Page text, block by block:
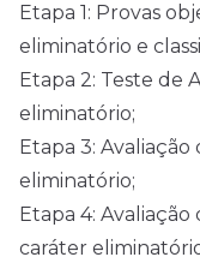
Etapa 1: Provas
eliminatório e
Etapa 2: Teste de
eliminatório;
Etapa 3:
eliminatório;
Etapa 4: Avaliação
caráter